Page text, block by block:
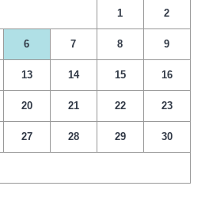
1 2
6 7 8 9
13 14 15 16
20 21 22 23
27 28 29 30